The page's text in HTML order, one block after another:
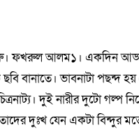
ফখরুল আলম১। একদিন
বানাতে। ভাবনাটা পছন্দ
দুই নারীর দুটো গল্প
তাদের দুঃখ যেন একটা